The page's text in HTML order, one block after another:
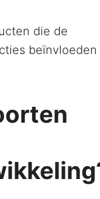
die de
beïnvloeden